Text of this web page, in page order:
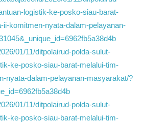
logistik-ke-posko-siau-barat-
ii-komitmen-nyata-dalam-pelayanan-
01/11/ditpolairud-polda-sulut-
ke-posko-siau-barat-melalui-tim-
nyata-dalam-pelayanan-masyarakat/?
01/11/ditpolairud-polda-sulut-
ke-posko-siau-barat-melalui-tim-